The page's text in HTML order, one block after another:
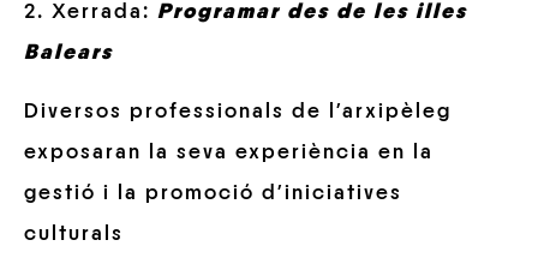
2. Xerrada: Programar des de les illes
Balears
Diversos professionals de l’arxipèleg
exposaran la seva experiència en la
gestió i la promoció d’iniciatives
culturals